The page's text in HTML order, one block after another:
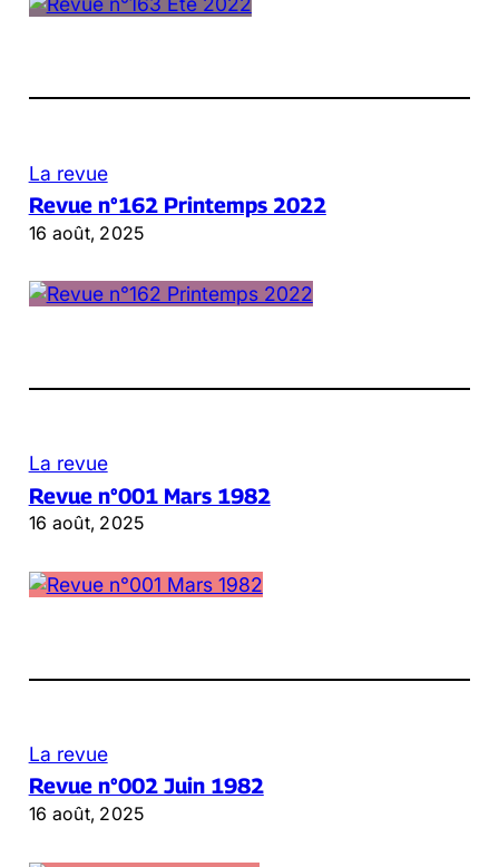
La revue
Revue n°162 Printemps 2022
16 août, 2025
La revue
Revue n°001 Mars 1982
16 août, 2025
La revue
Revue n°002 Juin 1982
16 août, 2025